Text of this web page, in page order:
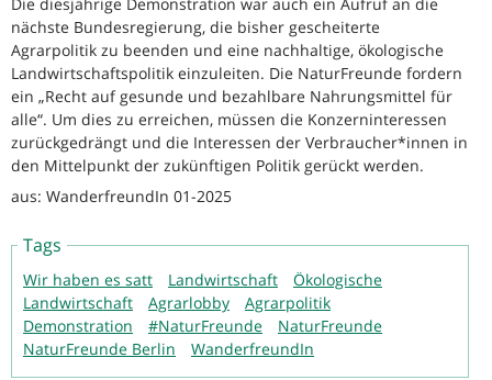
nächste Bundesregierung, die bisher gescheiterte
Agrarpolitik zu beenden und eine nachhaltige, ökologische
Landwirtschaftspolitik einzuleiten. Die NaturFreunde fordern
ein „Recht auf gesunde und bezahlbare Nahrungsmittel für
alle“. Um dies zu erreichen, müssen die Konzerninteressen
zurückgedrängt und die Interessen der Verbraucher*innen in
den Mittelpunkt der zukünftigen Politik gerückt werden.
aus: WanderfreundIn 01-2025
Tags
Wir haben es satt Landwirtschaft
Ökologische
Landwirtschaft
Agrarlobby
Agrarpolitik
Demonstration
#NaturFreunde
NaturFreunde
NaturFreunde Berlin
WanderfreundIn